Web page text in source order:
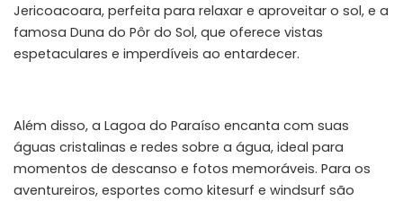
Jericoacoara, perfeita para relaxar e aproveitar o sol, e a
famosa Duna do Pôr do Sol, que oferece vistas
espetaculares e imperdíveis ao entardecer.
Além disso, a Lagoa do Paraíso encanta com suas
águas cristalinas e redes sobre a água, ideal para
momentos de descanso e fotos memoráveis. Para os
aventureiros, esportes como kitesurf e windsurf são